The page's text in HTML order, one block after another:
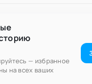
— избранное
на всех ваших